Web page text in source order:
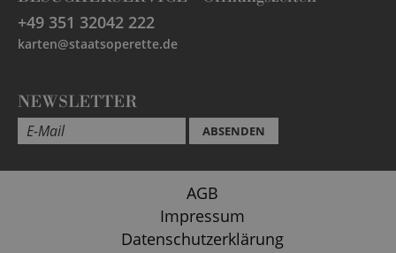
+49 351 32042 222
karten@staatsoperette.de
NEWSLETTER
ABSENDEN
AGB
Impressum
Datenschutzerklärung